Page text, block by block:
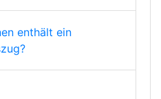
enthält ein